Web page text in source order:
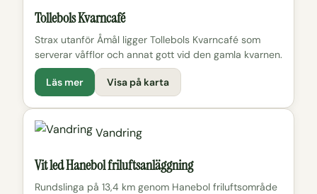
Tollebols Kvarncafé
Strax utanför Åmål ligger Tollebols Kvarncafé som
serverar våfflor och annat gott vid den gamla kvarnen.
Läs mer Visa på karta
Vandring
Vit led Hanebol friluftsanläggning
Rundslinga på 13,4 km genom Hanebol friluftsområde